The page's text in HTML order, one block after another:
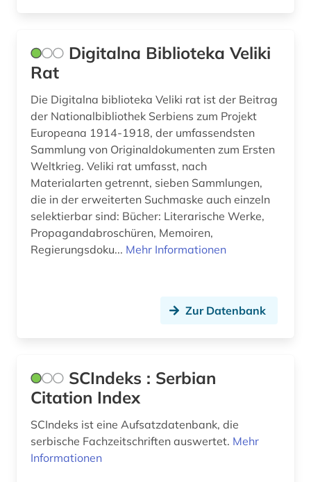
Digitalna Biblioteka Veliki
Rat
Die Digitalna biblioteka Veliki rat ist der Beitrag
der Nationalbibliothek Serbiens zum Projekt
Europeana 1914-1918, der umfassendsten
Sammlung von Originaldokumenten zum Ersten
Weltkrieg. Veliki rat umfasst, nach
Materialarten getrennt, sieben Sammlungen,
die in der erweiterten Suchmaske auch einzeln
selektierbar sind: Bücher: Literarische Werke,
Propagandabroschüren, Memoiren,
Regierungsdoku... Mehr Informationen
Zur Datenbank
SCIndeks : Serbian
Citation Index
SCIndeks ist eine Aufsatzdatenbank, die
serbische Fachzeitschriften auswertet. Mehr
Informationen